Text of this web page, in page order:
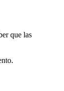
que las